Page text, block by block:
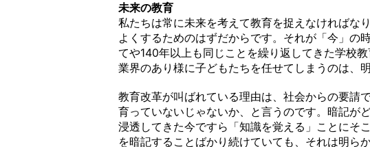
未来の教育
私たちは常に未来を考えて教育を捉えなければな
よくするためのはずだからです。それが「今」の
てや140年以上も同じことを繰り返してきた学校
業界のあり様に子どもたちを任せてしまうのは、
教育改革が叫ばれている理由は、社会からの要請
育っていないじゃないか、と言うのです。暗記が
浸透してきた今ですら「知識を覚える」ことにそ
を暗記することばかり続けていても、それは明ら